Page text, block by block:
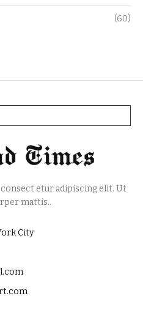
(60)
etur adipiscing elit. Ut
mattis..
City